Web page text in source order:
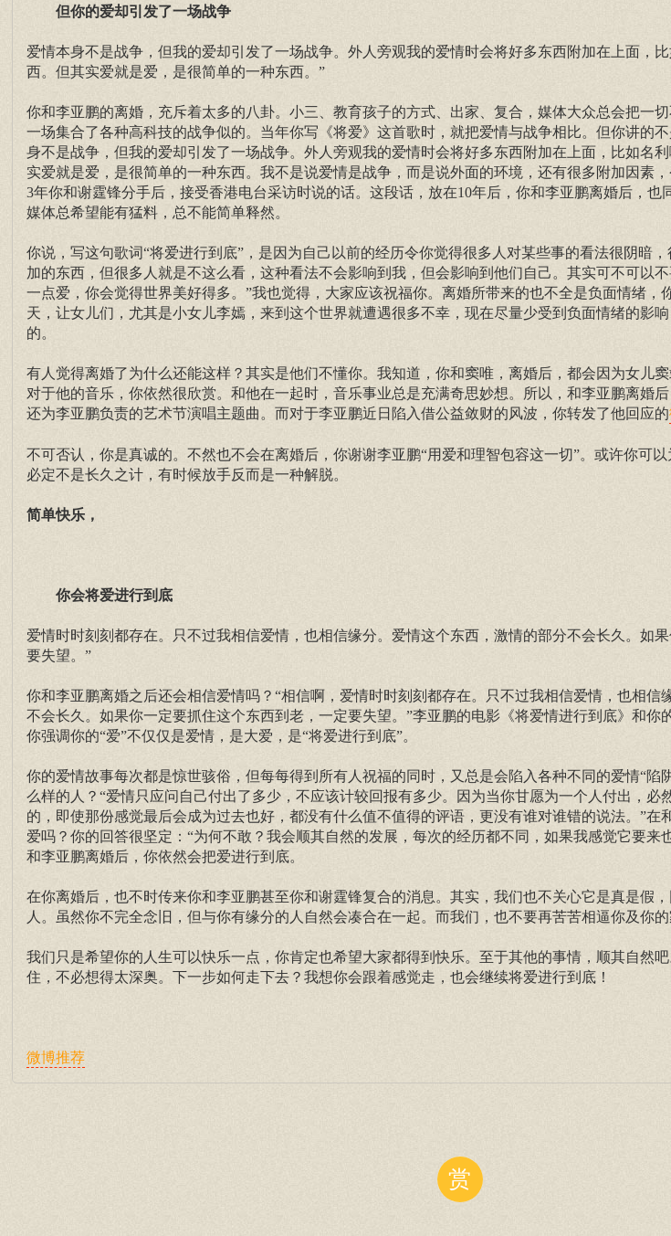
但你的爱却引发了一场战争
爱情本身不是战争，但我的爱却引发了一场战争。外人旁观我的爱情时会将好多东西附加在上面，
西。但其实爱就是爱，是很简单的一种东西。”
你和李亚鹏的离婚，充斥着太多的八卦。小三、教育孩子的方式、出家、复合，媒体大众总会把一
一场集合了各种高科技的战争似的。当年你写《将爱》这首歌时，就把爱情与战争相比。但你讲的
身不是战争，但我的爱却引发了一场战争。外人旁观我的爱情时会将好多东西附加在上面，比如名
实爱就是爱，是很简单的一种东西。我不是说爱情是战争，而是说外面的环境，还有很多附加因素
3年你和谢霆锋分手后，接受香港电台采访时说的话。这段话，放在10年后，你和李亚鹏离婚后，也
媒体总希望能有猛料，总不能简单释然。
你说，写这句歌词“将爱进行到底”，是因为自己以前的经历令你觉得很多人对某些事的看法很阴暗
加的东西，但很多人就是不这么看，这种看法不会影响到我，但会影响到他们自己。其实可不可以
一点爱，你会觉得世界美好得多。”我也觉得，大家应该祝福你。离婚所带来的也不全是负面情绪，
天，让女儿们，尤其是小女儿李嫣，来到这个世界就遭遇很多不幸，现在尽量少受到负面情绪的影
的。
有人觉得离婚了为什么还能这样？其实是他们不懂你。我知道，你和窦唯，离婚后，都会因为女儿
对于他的音乐，你依然很欣赏。和他在一起时，音乐事业总是充满奇思妙想。所以，和李亚鹏离婚
还为李亚鹏负责的艺术节演唱主题曲。而对于李亚鹏近日陷入借公益敛财的风波，你转发了他回应的
不可否认，你是真诚的。不然也不会在离婚后，你谢谢李亚鹏“用爱和理智包容这一切”。或许你可
必定不是长久之计，有时候放手反而是一种解脱。
简单快乐，
你会将爱进行到底
爱情时时刻刻都存在。只不过我相信爱情，也相信缘分。爱情这个东西，激情的部分不会长久。如
要失望。”
你和李亚鹏离婚之后还会相信爱情吗？“相信啊，爱情时时刻刻都存在。只不过我相信爱情，也相信
不会长久。如果你一定要抓住这个东西到老，一定要失望。”李亚鹏的电影《将爱情进行到底》和你
你强调你的“爱”不仅仅是爱情，是大爱，是“将爱进行到底”。
你的爱情故事每次都是惊世骇俗，但每每得到所有人祝福的同时，又总是会陷入各种不同的爱情“陷
么样的人？“爱情只应问自己付出了多少，不应该计较回报有多少。因为当你甘愿为一个人付出，必
的，即使那份感觉最后会成为过去也好，都没有什么值不值得的评语，更没有谁对谁错的说法。”在
爱吗？你的回答很坚定：“为何不敢？我会顺其自然的发展，每次的经历都不同，如果我感觉它要来
和李亚鹏离婚后，你依然会把爱进行到底。
在你离婚后，也不时传来你和李亚鹏甚至你和谢霆锋复合的消息。其实，我们也不关心它是真是假
人。虽然你不完全念旧，但与你有缘分的人自然会凑合在一起。而我们，也不要再苦苦相逼你及你的
我们只是希望你的人生可以快乐一点，你肯定也希望大家都得到快乐。至于其他的事情，顺其自然
住，不必想得太深奥。下一步如何走下去？我想你会跟着感觉走，也会继续将爱进行到底！
微博推荐
赏